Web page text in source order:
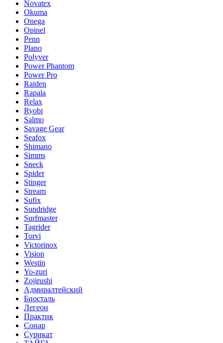
Novatex
Okuma
Onega
Opinel
Penn
Plano
Polyver
Power Phantom
Power Pro
Raiden
Rapala
Relax
Ryobi
Salmo
Savage Gear
Seafox
Shimano
Simms
Sneck
Spider
Stinger
Stream
Sufix
Sundridge
Surfmaster
Tagrider
Torvi
Victorinox
Vision
Westin
Yo-zuri
Zojirushi
Адмиралтейский
Биосталь
Легеон
Практик
Сонар
Сурикат